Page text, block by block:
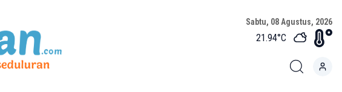
Sabtu, 08 Agustus, 2026
21.94°C